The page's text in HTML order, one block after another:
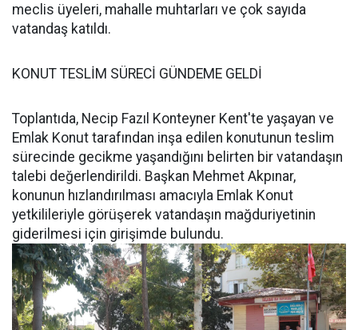
meclis üyeleri, mahalle muhtarları ve çok sayıda
vatandaş katıldı.
KONUT TESLİM SÜRECİ GÜNDEME GELDİ
Toplantıda, Necip Fazıl Konteyner Kent'te yaşayan ve
Emlak Konut tarafından inşa edilen konutunun teslim
sürecinde gecikme yaşandığını belirten bir vatandaşın
talebi değerlendirildi. Başkan Mehmet Akpınar,
konunun hızlandırılması amacıyla Emlak Konut
yetkilileriyle görüşerek vatandaşın mağduriyetinin
giderilmesi için girişimde bulundu.